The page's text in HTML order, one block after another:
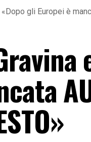
gli Europei è